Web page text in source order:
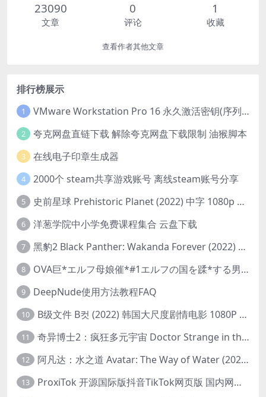
23090
文章
0
评论
1
收藏
查看作者其他文章
排行榜展示
1 VMware Workstation Pro 16 永久激活密钥(序列号)
2 夸克网盘直链下载 解除夸克网盘下载限制 油猴脚本
3 在线电子印章生成器
4 2000个 steam共享游戏账号 离线steam账号分享
5 史前星球 Prehistoric Planet (2022) 中字 1080p 高清 阿里云盘 2022.5.27已更新全集
6 洋葱学院中小学免费课程集合 云盘下载
7 黑豹2 Black Panther: Wakanda Forever (2022) 高清版
8 OVA巨*エルフ母娘催*#1エルフの国を蹂*する男。汚された女王と姫
9 DeepNude使用方法教程FAQ
10 B级文件 B컷 (2022) 韩国大尺度剧情电影 1080P 中字
11 奇异博士2：疯狂多元宇宙 Doctor Strange in the Multiverse of Madness (2022) 高清版1080p
12 阿凡达：水之道 Avatar: The Way of Water (2022) 1080p 2k 4k 中文字幕
13 ProxiTok 开源国际版抖音TikTok网页版 国内网络直连